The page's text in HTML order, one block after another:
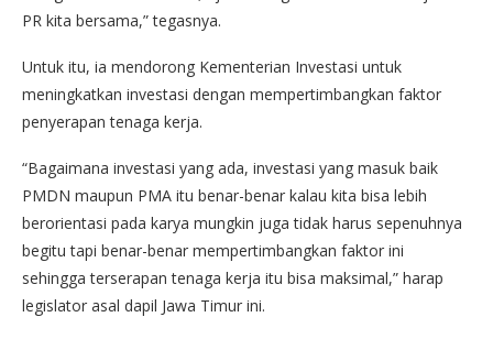
PR kita bersama,” tegasnya.
Untuk itu, ia mendorong Kementerian Investasi untuk
meningkatkan investasi dengan mempertimbangkan faktor
penyerapan tenaga kerja.
“Bagaimana investasi yang ada, investasi yang masuk baik
PMDN maupun PMA itu benar-benar kalau kita bisa lebih
berorientasi pada karya mungkin juga tidak harus sepenuhnya
begitu tapi benar-benar mempertimbangkan faktor ini
sehingga terserapan tenaga kerja itu bisa maksimal,” harap
legislator asal dapil Jawa Timur ini.